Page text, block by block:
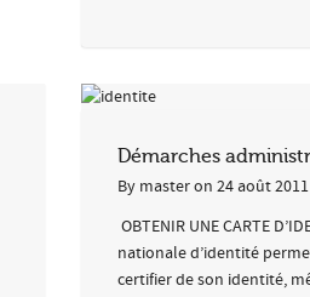
Démarches
By masteron 24 août 2011
OBTENIR UNE CARTE
nationale d’identité
certifier de son identité,